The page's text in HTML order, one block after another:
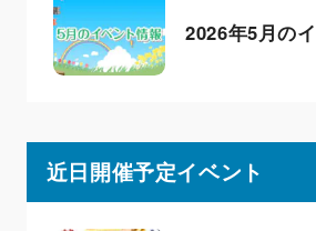
2026年5月の
近日開催予定イベント